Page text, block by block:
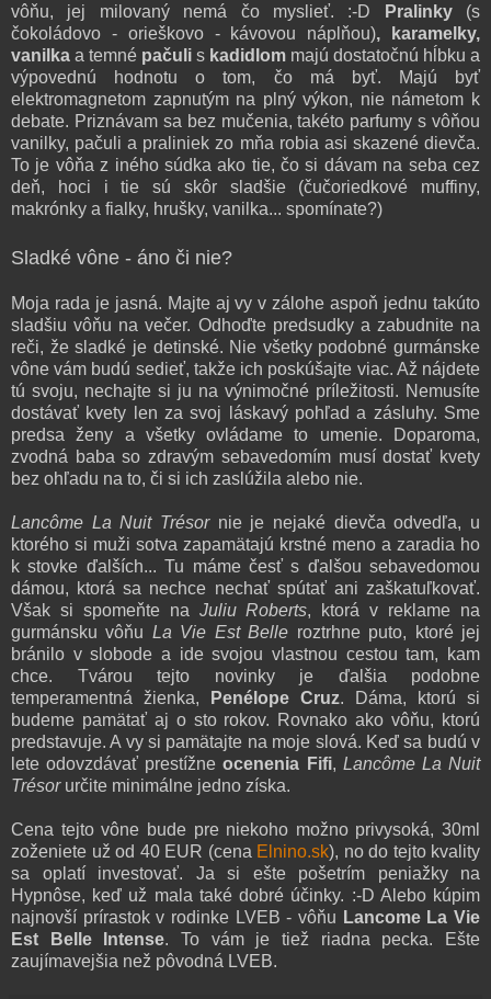
vôňu, jej milovaný nemá čo myslieť. :-D
Pralinky (s
čokoládovo - orieškovo - kávovou náplňou), karamelky,
vanilka a temné pačuli s kadidlom majú dostatočnú hĺbku a
výpovednú hodnotu o tom, čo má byť. Majú byť
elektromagnetom zapnutým na plný výkon, nie námetom k
debate. Priznávam sa bez mučenia, takéto parfumy s vôňou
vanilky, pačuli a praliniek zo mňa robia asi skazené dievča.
To je vôňa z iného súdka ako tie, čo si dávam na seba cez
deň, hoci i tie sú skôr sladšie (čučoriedkové muffiny,
makrónky a fialky, hrušky, vanilka... spomínate?)
Sladké vône - áno či nie?
Moja rada je jasná. Majte aj vy v zálohe aspoň jednu takúto
sladšiu vôňu na večer. Odhoďte predsudky a zabudnite na
reči, že sladké je detinské. Nie všetky podobné gurmánske
vône vám budú sedieť, takže ich poskúšajte viac. Až nájdete
tú svoju, nechajte si ju na výnimočné príležitosti. Nemusíte
dostávať kvety len za svoj láskavý pohľad a zásluhy. Sme
predsa ženy a všetky ovládame to umenie. Doparoma,
zvodná baba so zdravým sebavedomím musí dostať kvety
bez ohľadu na to, či si ich zaslúžila alebo nie.
Lancôme La Nuit Trésor nie je nejaké dievča odvedľa, u
ktorého si muži sotva zapamätajú krstné meno a zaradia ho
k stovke ďalších... Tu máme česť s ďalšou sebavedomou
dámou, ktorá sa nechce nechať spútať ani zaškatuľkovať.
Však si spomeňte na Juliu Roberts, ktorá v reklame na
gurmánsku vôňu La Vie Est Belle roztrhne puto, ktoré jej
bránilo v slobode a ide svojou vlastnou cestou tam, kam
chce. Tvárou tejto novinky je ďalšia podobne
temperamentná žienka,
Penélope Cruz. Dáma, ktorú si
budeme pamätať aj o sto rokov. Rovnako ako vôňu, ktorú
predstavuje. A vy si pamätajte na moje slová. Keď sa budú v
lete odovzdávať prestížneocenenia Fifi, Lancôme La Nuit
Trésorurčite minimálne jedno získa.
Cena tejto vône bude pre niekoho možno privysoká, 30ml
zoženiete už od 40 EUR (cena Elnino.sk), no do tejto kvality
sa oplatí investovať. Ja si ešte pošetrím peniažky na
Hypnôse, keď už mala také dobré účinky. :-D Alebo kúpim
najnovší prírastok v rodinke LVEB - vôňu Lancome La Vie
Est Belle Intense. To vám je tiež riadna pecka. Ešte
zaujímavejšia než pôvodná LVEB.